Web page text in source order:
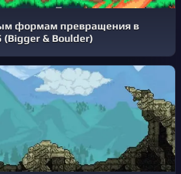
формам превращения в
(Bigger & Boulder)